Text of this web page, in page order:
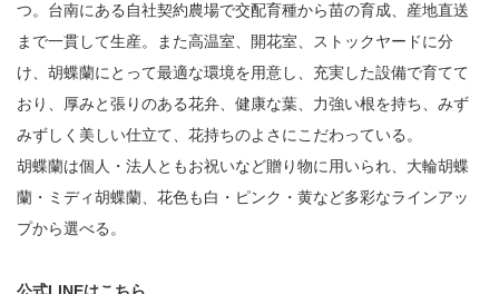
つ。台南にある自社契約農場で交配育種から苗の育成、産地直送
まで一貫して生産。また高温室、開花室、ストックヤードに分
け、胡蝶蘭にとって最適な環境を用意し、充実した設備で育てて
おり、厚みと張りのある花弁、健康な葉、力強い根を持ち、みず
みずしく美しい仕立て、花持ちのよさにこだわっている。
胡蝶蘭は個人・法人ともお祝いなど贈り物に用いられ、大輪胡蝶
蘭・ミディ胡蝶蘭、花色も白・ピンク・黄など多彩なラインアッ
プから選べる。